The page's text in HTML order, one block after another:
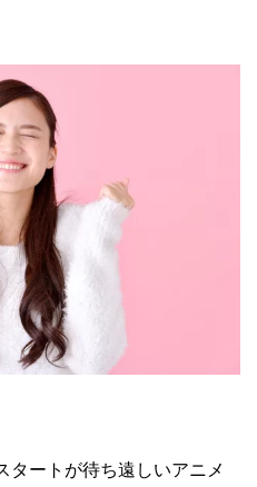
タートが待ち遠しいアニメ